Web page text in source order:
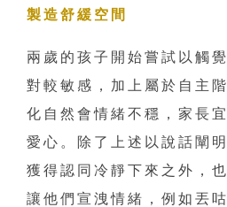
製造舒緩空間
兩歲的孩子開始嘗試以觸
對較敏感，加上屬於自主
化自然會情緒不穩，家長
愛心。除了上述以說話闡
獲得認同冷靜下來之外，
讓他們宣洩情緒，例如丟